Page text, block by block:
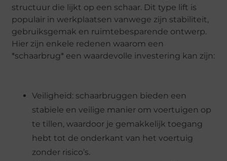
structuur die lijkt op een schaar. Dit type lift is
populair in werkplaatsen vanwege zijn stabiliteit,
gebruiksgemak en ruimtebesparende ontwerp.
Hier zijn enkele redenen waarom een
*schaarbrug* een waardevolle investering kan zijn:
Veiligheid: schaarbruggen bieden een
stabiele en veilige manier om voertuigen op
te tillen, waardoor je gemakkelijk toegang
hebt tot de onderkant van het voertuig
zonder risico’s.